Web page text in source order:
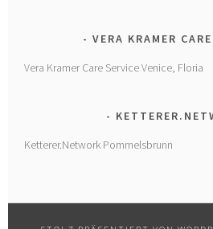
VERA KRAMER
Vera Kramer Care Service Venice, Floria
Ketterer.Network Pommelsbrunn